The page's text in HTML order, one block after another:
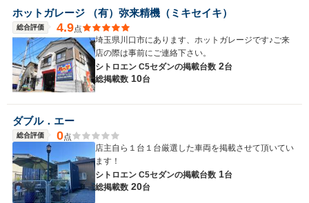
ホットガレージ （有）弥来精機（ミキセイキ）
総合評価 4.9点
埼玉県川口市にあります、ホットガレージです♪ご来
店の際は事前にご連絡下さい。
シトロエン C5セダンの掲載台数 2台
総掲載数 10台
ダブル．エー
総合評価 0点
店主自ら１台１台厳選した車両を掲載させて頂いてい
ます！
シトロエン C5セダンの掲載台数 1台
総掲載数 20台